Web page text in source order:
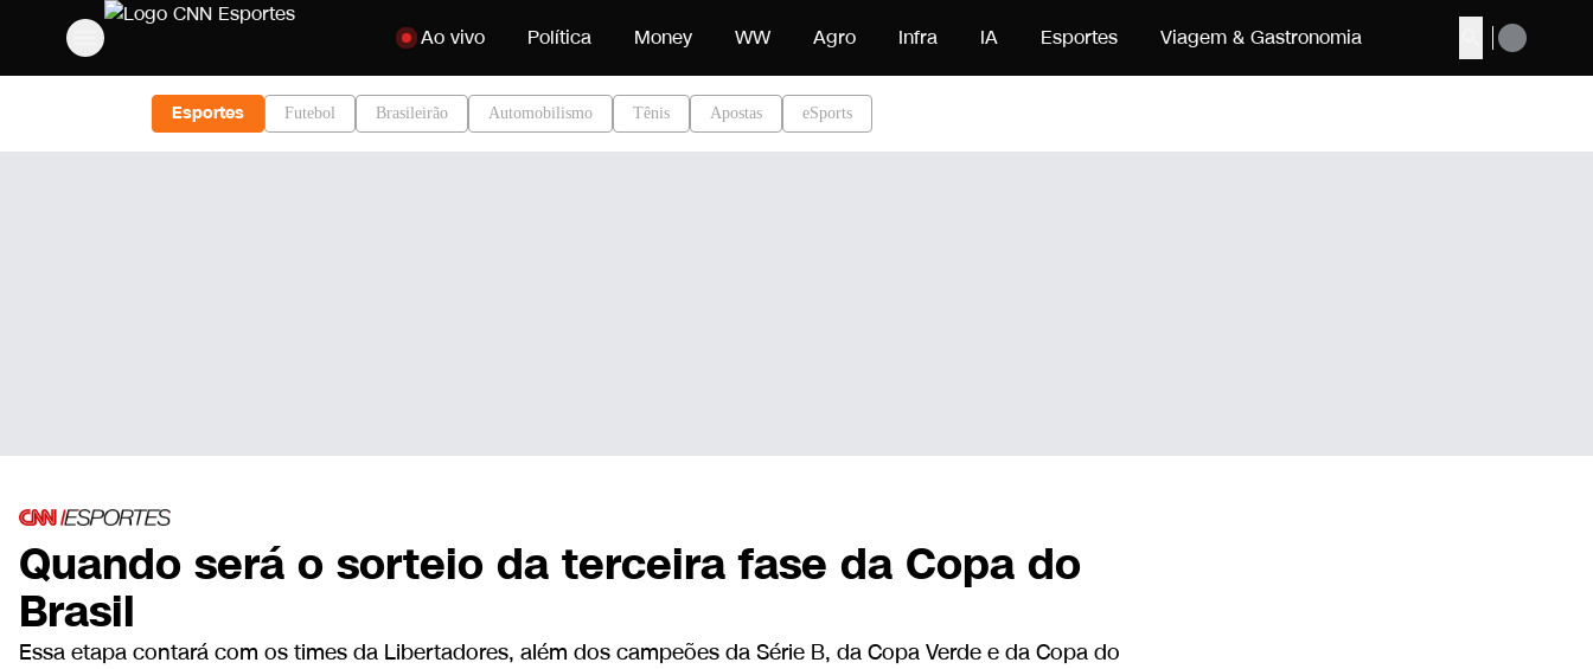
Buscar
Pular para o conteúdo
Ao vivo Política Money WW Agro Infra IA Esportes Viagem & Gastronomia
Esportes Futebol Brasileirão Automobilismo Tênis Apostas eSports
Quando será o sorteio da terceira fase da Copa do
Brasil
Essa etapa contará com os times da Libertadores, além dos campeões da Série B, da Copa Verde e da Copa do